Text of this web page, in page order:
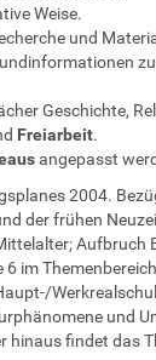
Weise.
und
Geschichte,
Freiarbeit.
angepasst
2004.
der frühen
Aufbruch
im
und
hinaus findet das